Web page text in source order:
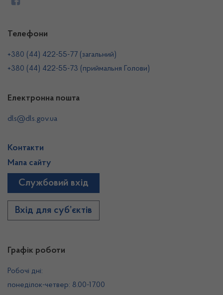
Графік роботи
Робочі дні:
понеділок-четвер: 8.00-17.00
Телефони
+380 (44) 422-55-77 (загальний)
+380 (44) 422-55-73 (приймальня Голови)
Електронна пошта
dls@dls.gov.ua
Контакти
Мапа сайту
Службовий вхід
Вхід для суб’єктів